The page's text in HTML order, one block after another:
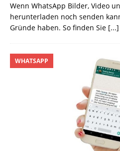
Wenn WhatsApp Bilder, Video
herunterladen noch senden
Gründe haben. So finden Sie [...]
WHATSAPP